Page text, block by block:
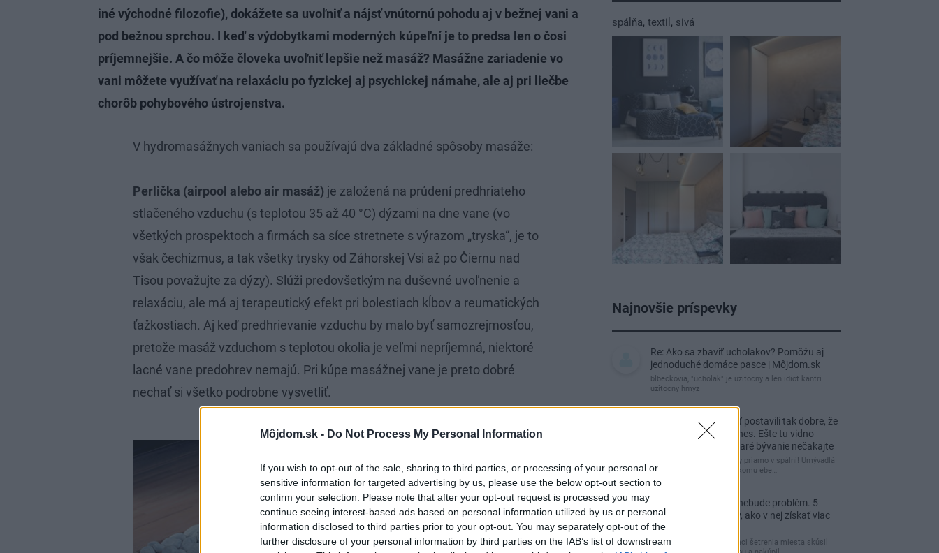
Môjdom.sk - Do Not Process My Personal Information
If you wish to opt-out of the sale, sharing to third parties, or processing of your personal or
sensitive information for targeted advertising by us, please use the below opt-out section to
confirm your selection. Please note that after your opt-out request is processed you may
continue seeing interest-based ads based on personal information utilized by us or personal
information disclosed to third parties prior to your opt-out. You may separately opt-out of the
further disclosure of your personal information by third parties on the IAB’s list of downstream
iné východné filozofie), dokážete sa uvoľniť a nájsť vnútornú pohodu aj v bežnej vani a
pod bežnou sprchou. I keď s výdobytkami moderných kúpeľní je to predsa len o čosi
príjemnejšie. A čo môže človeka uvoľniť lepšie než masáž? Masážne zariadenie vo
vani môžete využívať na relaxáciu po fyzickej aj psychickej námahe, ale aj pri liečbe
chorôb pohybového ústrojenstva.
V hydromasážnych vaniach sa používajú dva základné spôsoby masáže:
Perlička (airpool alebo air masáž) je založená na prúdení predhriateho
stlačeného vzduchu (s teplotou 35 až 40 °C) dýzami na dne vane (vo
všetkých prospektoch a firmách sa síce stretnete s výrazom „tryska“, je to
však čechizmus, a tak všetky trysky od Záhorskej Vsi až po Čiernu nad
Tisou považujte za dýzy). Slúži predovšetkým na duševné uvoľnenie a
relaxáciu, ale má aj terapeutický efekt pri bolestiach kĺbov a reumatických
ťažkostiach. Aj keď predhrievanie vzduchu by malo byť samozrejmosťou,
pretože masáž vzduchom s teplotou okolia je veľmi nepríjemná, niektoré
lacné vane predohrev nemajú. Pri kúpe masážnej vane je preto dobré
nechať si všetko podrobne vysvetliť.
spálňa, textil , sivá
Najnovšie príspevky
Re: Ako sa zbaviť ucholakov? Pomôžu aj
jednoduché domáce pasce | Môjdom.sk
blbeckovia, "ucholak" je uzitocny a len idiot kantri
uzitocny hmyz
Re: Vidiecku usadlosť postavili tak dobre, že
domáceho chráni i dnes. Ešte tu vidno
kamenné múry, no staré bývanie nečakajte
čakám kedy budú wc misy priamo v spálni! Umývadlá
už sú štandardom! Tu niekomu ebe…
Re: Tesná spálňa už nebude problém. 5
praktických nápadov, ako v nej získať viac
úložného miesta
Ja som pred časom v rámci šetrenia miesta skúsil